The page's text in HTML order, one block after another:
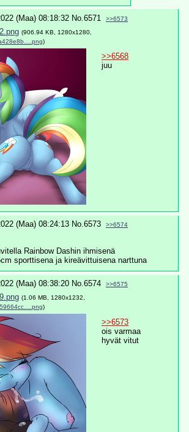
(Maa) 08:18:32 No.6571 >>6573
(906.94 KB, 1280x1280,
)
>>6568
juu
(Maa) 08:24:13 No.6573 >>6574
Rainbow Dashin ihmisenä
sporttisena ja kireävittuisena narttuna
(Maa) 08:38:20 No.6574 >>6575
(1.06 MB, 1280x1232,
)
>>6573
ois varmaa
hyvät vitut